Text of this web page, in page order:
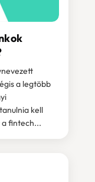
a legtöbb
kell
fintech...